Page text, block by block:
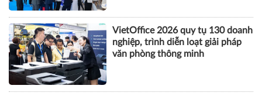
VietOffice 2026 quy tụ 130 doanh
nghiệp, trình diễn loạt giải pháp
văn phòng thông minh